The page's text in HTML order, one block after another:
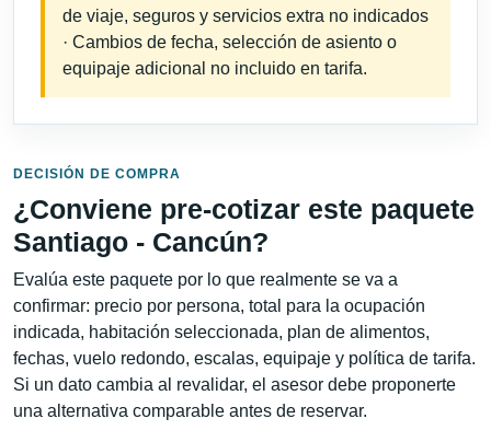
de viaje, seguros y servicios extra no indicados
· Cambios de fecha, selección de asiento o
equipaje adicional no incluido en tarifa.
DECISIÓN DE COMPRA
¿Conviene pre-cotizar este paquete
Santiago - Cancún?
Evalúa este paquete por lo que realmente se va a
confirmar: precio por persona, total para la ocupación
indicada, habitación seleccionada, plan de alimentos,
fechas, vuelo redondo, escalas, equipaje y política de tarifa.
Si un dato cambia al revalidar, el asesor debe proponerte
una alternativa comparable antes de reservar.